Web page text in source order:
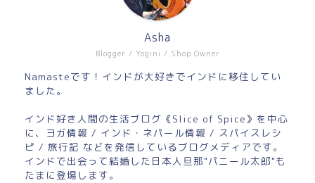
Blogger / Yogini / Shop Owner
Asha
Namasteです！インドが大好きでインドに移住してい
ました。
インド好き人間の生活ブログ《Slice of Spice》を中心
に、ヨガ情報 / インド・ネパール情報 / スパイスレシ
ピ / 旅行記 などを発信しているブログメディアです。
インドで出会って結婚した日本人旦那"パニール太郎"も
たまに登場します。